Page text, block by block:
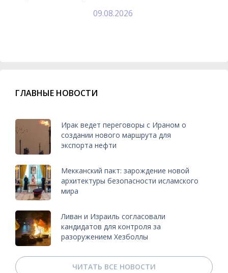
09.08.2026
ГЛАВНЫЕ НОВОСТИ
Ирак ведет переговоры с Ираном о
создании нового маршрута для
экспорта нефти
Мекканский пакт: зарождение новой
архитектуры безопасности исламского
мира
Ливан и Израиль согласовали
кандидатов для контроля за
разоружением Хезболлы
ЧИТАТЬ ВСЕ НОВОСТИ